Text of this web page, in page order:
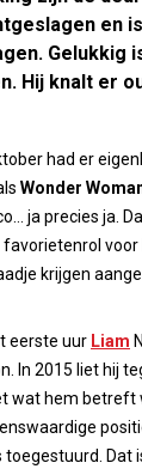
en
Gelukkig
Hij knalt er
had er
Wonder
ja precies ja.
favorietenrol
krijgen
eerste uur Liam
In 2015 liet hij
wat hem betreft
Dat